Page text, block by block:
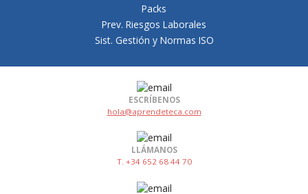
Packs
Prev. Riesgos Laborales
Sist. Gestión y Normas ISO
ESCRÍBENOS
hola@aprendeteca.com
LLÁMANOS
T. +34 652 68 44 70